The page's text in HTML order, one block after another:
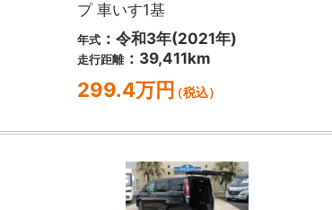
プ 車いす1基
年式 ：令和3年(2021年)
走行距離：39,411km
299.4万円（税込）